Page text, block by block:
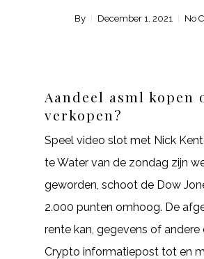
By December 1, 2021 No
Aandeel asml kopen
verkopen?
Speel video slot met Nick
te Water van de zondag zijn
geworden, schoot de Dow
2.000 punten omhoog. De
rente kan, gegevens of andere
Crypto informatiepost tot en